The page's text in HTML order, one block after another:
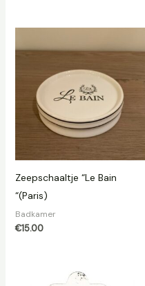
Zeepschaaltje “Le Bain
“(Paris)
Badkamer
€15.00